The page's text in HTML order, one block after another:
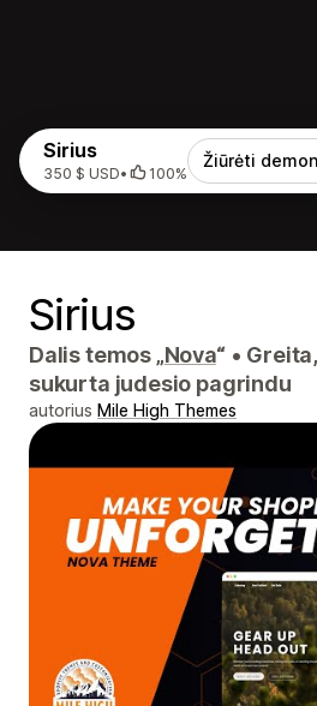
Sirius
350 $ USD• 100%
Žiūrėti
Sirius
Dalis temos „Nova“ •
sukurta judesio pagrindu
autorius Mile High Themes